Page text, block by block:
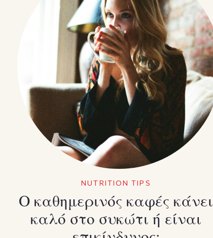
NUTRITION TIPS
Ο καθημερινός καφές κάνει
καλό στο συκώτι ή είναι